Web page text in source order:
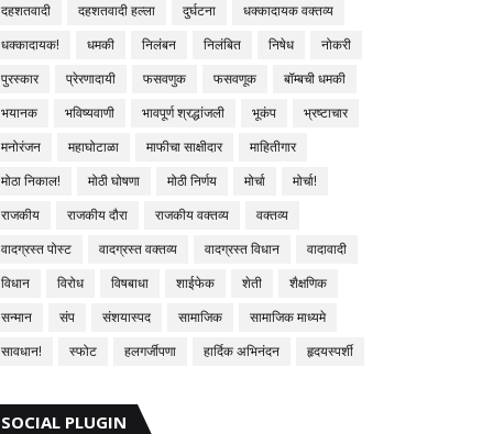
दहशतवादी
दहशतवादी हल्ला दुर्घटना
धक्कादायक वक्तव्य
धक्कादायक!
धमकी निलंबन निलंबित निषेध
नोकरी
पुरस्कार
प्रेरणादायी फसवणुक फसवणूक
बॉम्बची धमकी
भयानक
भविष्यवाणी भावपूर्ण श्रद्धांजली भूकंप
भ्रष्टाचार
मनोरंजन
महाघोटाळा माफीचा साक्षीदार
माहितीगार
मोठा निकाल!
मोठी घोषणा मोठी निर्णय मोर्चा
मोर्चा!
राजकीय
राजकीय दौरा राजकीय वक्तव्य
वक्तव्य
वादग्रस्त पोस्ट
वादग्रस्त वक्तव्य वादग्रस्त विधान
वादावादी
विधान
विरोध विषबाधा शाईफेक शेती
शैक्षणिक
सन्मान
संप संशयास्पद सामाजिक
सामाजिक माध्यमे
सावधान!
स्फोट हलगर्जीपणा हार्दिक अभिनंदन हृदयस्पर्शी
SOCIAL PLUGIN